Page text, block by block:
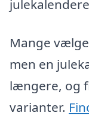
Mange
men en
længere, og
varianter.